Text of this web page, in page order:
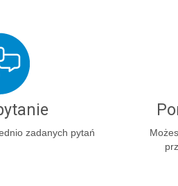
zadanych pytań